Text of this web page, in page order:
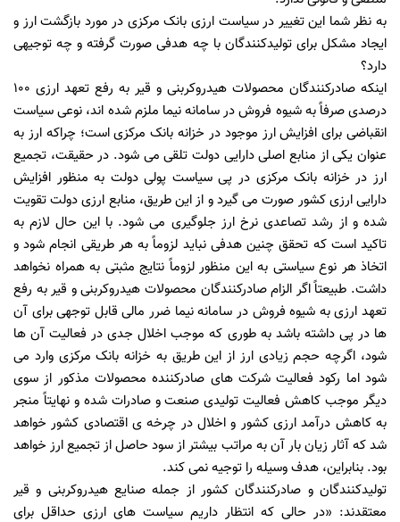
به نظر شما این تغییر در سیاست ارزی بانک مرکزی در مورد بازگشت ارز و
ایجاد مشکل برای تولیدکنندگان با چه هدفی صورت گرفته و چه توجیهی
دارد؟
اینکه صادرکنندگان محصولات هیدروکربنی و قیر به رفع تعهد ارزی 100
درصدی صرفاً به شیوه فروش در سامانه نیما ملزم شده اند، نوعی سیاست
انقباضی برای افزایش ارز موجود در خزانه بانک مرکزی است؛ چراکه ارز به
عنوان یکی از منابع اصلی دارایی دولت تلقی می شود. در حقیقت، تجمیع
ارز در خزانه بانک مرکزی در پی سیاست پولی دولت به منظور افزایش
دارایی ارزی کشور صورت می گیرد و از این طریق، منابع ارزی دولت تقویت
شده و از رشد تصاعدی نرخ ارز جلوگیری می شود. با این حال لازم به
تاکید است که تحقق چنین هدفی نباید لزوماً به هر طریقی انجام شود و
اتخاذ هر نوع سیاستی به این منظور لزوماً نتایج مثبتی به همراه نخواهد
داشت. طبیعتاً اگر الزام صادرکنندگان محصولات هیدروکربنی و قیر به رفع
تعهد ارزی به شیوه فروش در سامانه نیما ضرر مالی قابل توجهی برای آن
ها در پی داشته باشد به طوری که موجب اخلال جدی در فعالیت آن ها
شود، اگرچه حجم زیادی ارز از این طریق به خزانه بانک مرکزی وارد می
شود اما رکود فعالیت شرکت های صادرکننده محصولات مذکور از سوی
دیگر موجب کاهش فعالیت تولیدی صنعت و صادرات شده و نهایتاً منجر
به کاهش درآمد ارزی کشور و اخلال در چرخه ی اقتصادی کشور خواهد
شد که آثار زیان بار آن به مراتب بیشتر از سود حاصل از تجمیع ارز خواهد
بود. بنابراین، هدف وسیله را توجیه نمی کند.
تولیدکنندگان و صادرکنندگان کشور از جمله صنایع هیدروکربنی و قیر
معتقدند: «در حالی که انتظار داریم سیاست های ارزی حداقل برای